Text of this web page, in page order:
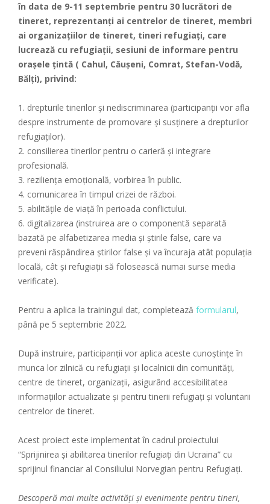
în data de 9-11 septembrie pentru 30 lucrători de
tineret, reprezentanți ai centrelor de tineret, membri
ai organizațiilor de tineret, tineri refugiați, care
lucrează cu refugiații, sesiuni de informare pentru
orașele țintă ( Cahul, Căușeni, Comrat, Stefan-Vodă,
Bălți), privind:
1. drepturile tinerilor și nediscriminarea (participanții vor afla
despre instrumente de promovare și susținere a drepturilor
refugiaților).
2. consilierea tinerilor pentru o carieră și integrare
profesională.
3. reziliența emoțională, vorbirea în public.
4. comunicarea în timpul crizei de război.
5. abilitățile de viață în perioada conflictului.
6. digitalizarea (instruirea are o componentă separată
bazată pe alfabetizarea media și știrile false, care va
preveni răspândirea știrilor false și va încuraja atât populația
locală, cât și refugiații să folosească numai surse media
verificate).
Pentru a aplica la trainingul dat, completează formularul,
până pe 5 septembrie 2022.
După instruire, participanții vor aplica aceste cunoștințe în
munca lor zilnică cu refugiații și localnicii din comunități,
centre de tineret, organizații, asigurând accesibilitatea
informațiilor actualizate și pentru tinerii refugiați și voluntarii
centrelor de tineret.
Acest proiect este implementat în cadrul proiectului
“Sprijinirea și abilitarea tinerilor refugiați din Ucraina” cu
sprijinul financiar al Consiliului Norvegian pentru Refugiați.
Descoperă mai multe activități și evenimente pentru tineri,